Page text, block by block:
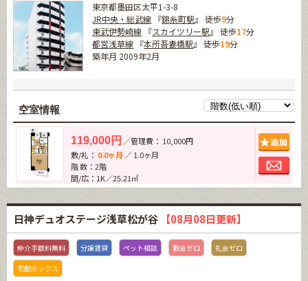
東京都墨田区太平1-3-8
JR中央・総武線 『錦糸町駅』 徒歩9分
東武伊勢崎線 『スカイツリー駅』 徒歩17分
都営浅草線 『本所吾妻橋駅』 徒歩19分
築年月 2009年2月
空室情報
119,000円 ／管理費： 10,000円
敷/礼： 0.0ヶ月 ／ 1.0ヶ月
階 数：2階
間/広：1K／25.21㎡
日神デュオステージ浅草松が谷 【08月08日更新】
仲介手数料無料 分譲賃貸 ペット相談 敷金ゼロ
礼金ゼロ
宅配ボックス